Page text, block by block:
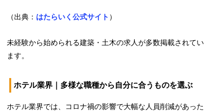
（出典： はたらいく公式サイト ）
未経験から始められる建築・土木の求人が多数掲載されてい
ます。
ホテル業界｜多様な職種から自分に合うものを選ぶ
ホテル業界では、コロナ禍の影響で大幅な人員削減があった